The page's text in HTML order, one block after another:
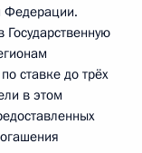
Федерации.
ставке до трёх
в этом